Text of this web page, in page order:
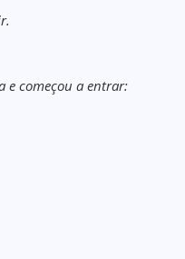
e começou a entrar: